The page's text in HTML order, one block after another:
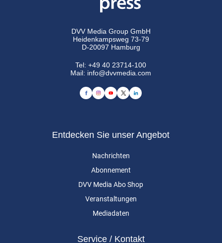
DVV Media Group GmbH
Heidenkampsweg 73-79
D-20097 Hamburg
Tel:+49 40 23714-100
Mail: info@dvvmedia.com
Entdecken Sie unser Angebot
Nachrichten
Abonnement
DVV Media Abo Shop
Veranstaltungen
Mediadaten
Service / Kontakt